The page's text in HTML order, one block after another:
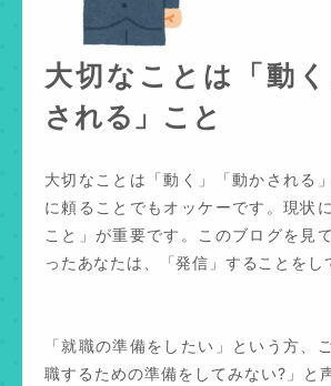
大切なことは「動
される」こと
大切なことは「動く」「動かされる
に頼ることでもオッケーです。現状
こと」が重要です。このブログを見
ったあなたは、「発信」することをし
「就職の準備をしたい」という方、
職するための準備をしてみない?」と